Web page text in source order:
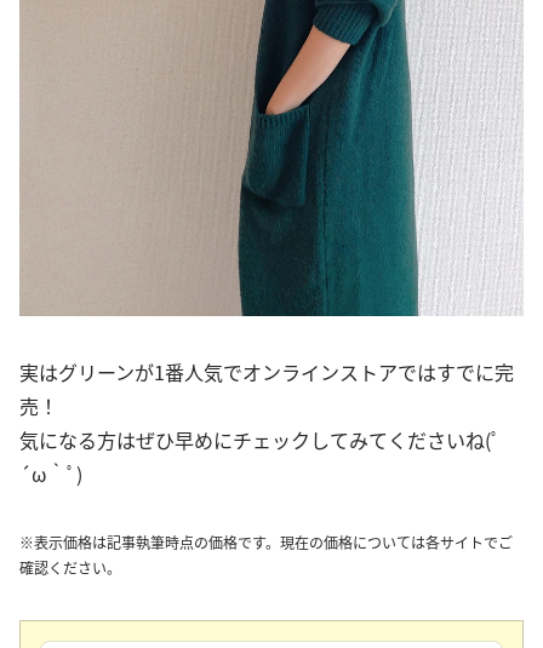
実はグリーンが1番人気でオンラインストアではすでに完
売！
気になる方はぜひ早めにチェックしてみてくださいね(ﾟ
´ω｀ﾟ)
※表示価格は記事執筆時点の価格です。現在の価格については各サイトでご
確認ください。